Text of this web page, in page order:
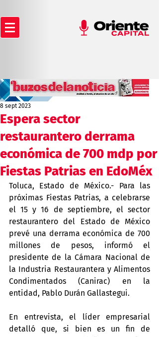
Espera sector
restaurantero derrama
económica de 700 mdp por
Fiestas Patrias en EdoMéx
8 sept 2023
Toluca, Estado de México.- Para las
próximas Fiestas Patrias, a celebrarse
el 15 y 16 de septiembre, el sector
restaurantero del Estado de México
prevé una derrama económica de 700
millones de pesos, informó el
presidente de la Cámara Nacional de
la Industria Restaurantera y Alimentos
Condimentados (Canirac) en la
entidad, Pablo Durán Gallastegui.
En entrevista, el líder empresarial
detalló que, si bien es un fin de